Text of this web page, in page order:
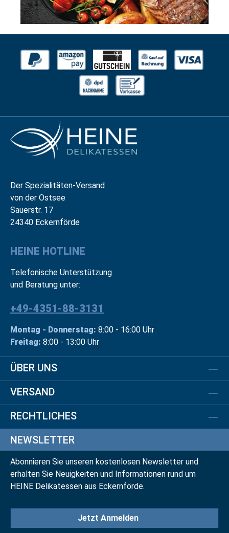
Der Spezialitäten-Versand
von der Ostsee
Sauerstr. 17
24340 Eckernförde
HEINE HOTLINE
Telefonische Unterstützung
und Beratung unter:
+49-4351-88-3131
Montag - Donnerstag: 8:00 - 16:00 Uhr
Freitag: 8:00 - 13:00 Uhr
ÜBER UNS
VERSAND
RECHTLICHES
NEWSLETTER
Abonnieren Sie unseren kostenlosen Newsletter und
erhalten Sie Neuigkeiten und Informationen rund um
HEINE Delikatessen aus Eckernförde.
Jetzt Anmelden